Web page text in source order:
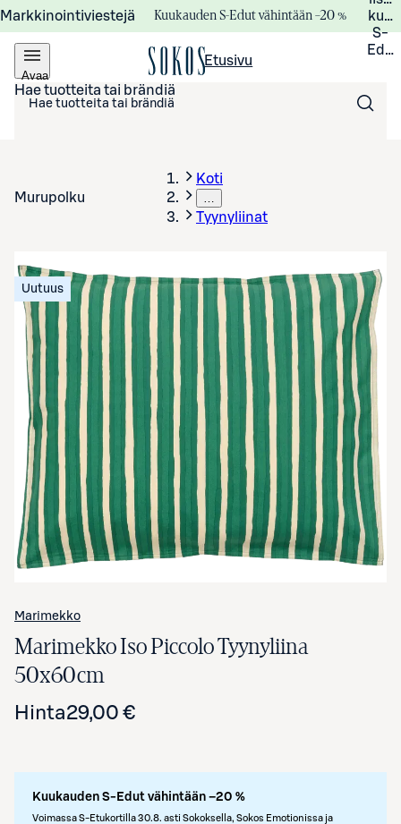
Markkinointiviestejä Kuukauden S-Edut vähintään –20 %
S-
Avaa
valikko
Etusivu
Hae tuotteita tai brändiä
Murupolku
Koti
…
Tyynyliinat
Avaa tuotekuva suurennettuna
Uutuus
Marimekko
Marimekko Iso Piccolo Tyynyliina
50x60cm
Hinta29,00 €
Kuukauden S-Edut vähintään –20 %
Voimassa S-Etukortilla 30.8. asti Sokoksella, Sokos Emotionissa ja